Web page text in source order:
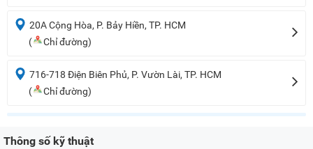
20A Cộng Hòa, P. Bảy Hiền, TP. HCM
(
Chỉ đường)
716-718 Điện Biên Phủ, P. Vườn Lài, TP. HCM
(
Chỉ đường)
Thông số kỹ thuật